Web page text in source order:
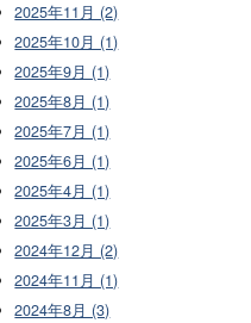
2025年11月 (2)
2025年10月 (1)
2025年9月 (1)
2025年8月 (1)
2025年7月 (1)
2025年6月 (1)
2025年4月 (1)
2025年3月 (1)
2024年12月 (2)
2024年11月 (1)
2024年8月 (3)